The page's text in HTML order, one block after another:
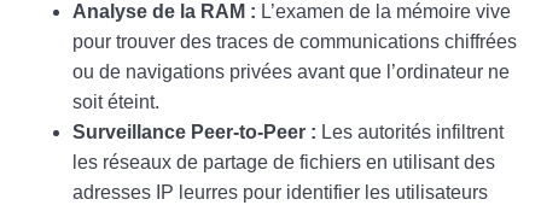
Analyse de la RAM : L’examen de la mémoire vive
pour trouver des traces de communications chiffrées
ou de navigations privées avant que l’ordinateur ne
soit éteint.
Surveillance Peer-to-Peer : Les autorités infiltrent
les réseaux de partage de fichiers en utilisant des
adresses IP leurres pour identifier les utilisateurs